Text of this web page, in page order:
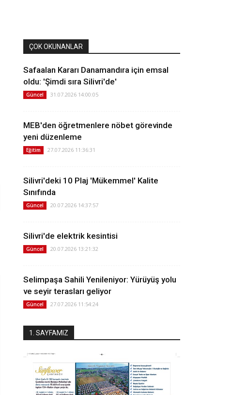
ÇOK OKUNANLAR
Safaalan Kararı Danamandıra için emsal
oldu: 'Şimdi sıra Silivri'de'
Güncel 31.07.2026 14:00:05
MEB'den öğretmenlere nöbet görevinde
yeni düzenleme
Eğitim 27.07.2026 11:36:31
Silivri'deki 10 Plaj 'Mükemmel' Kalite
Sınıfında
Güncel 20.07.2026 14:37:57
Silivri'de elektrik kesintisi
Güncel 20.07.2026 13:21:32
Selimpaşa Sahili Yenileniyor: Yürüyüş yolu
ve seyir terasları geliyor
Güncel 27.07.2026 11:54:24
1. SAYFAMIZ